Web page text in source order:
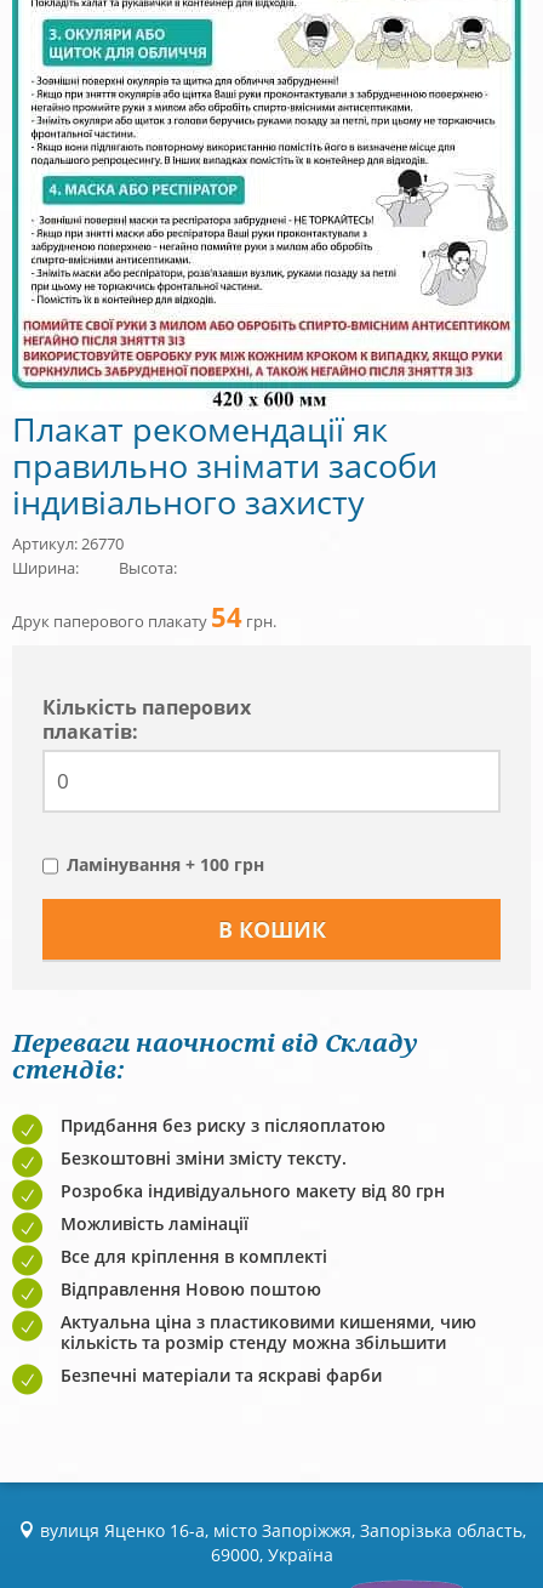
Плакат рекомендації як
правильно знімати засоби
індивіального захисту
Артикул: 26770
Ширина:
Высота:
Друк паперового плакату 54 грн.
Кiлькiсть паперових
плакатів:
Ламінування + 100 грн
Переваги наочності від Складу
стендів:
Придбання без риску з післяоплатою
Безкоштовні зміни змісту тексту.
Розробка індивідуального макету від 80 грн
Можливість ламінації
Все для кріплення в комплекті
Відправлення Новою поштою
Актуальна ціна з пластиковими кишенями, чию
кількість та розмір стенду можна збільшити
Безпечні матеріали та яскраві фарби
вулиця Яценко 16-а, місто Запоріжжя, Запорізька область,
69000, Україна